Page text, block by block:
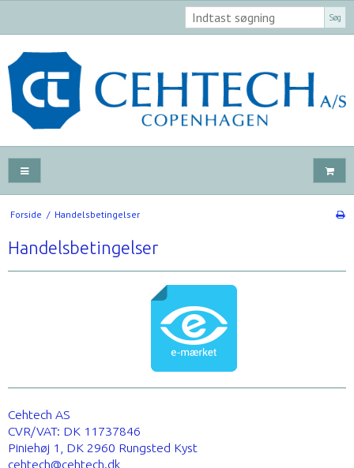
Søg
Forside / Handelsbetingelser
Handelsbetingelser
Cehtech AS
CVR/VAT: DK 11737846
Piniehøj 1, DK 2960 Rungsted Kyst
cehtech@cehtech.dk